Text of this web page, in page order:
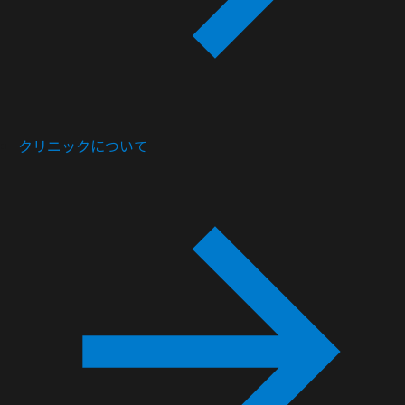
クリニックについて